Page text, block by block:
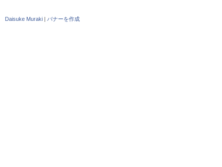
Daisuke Muraki | バナーを作成